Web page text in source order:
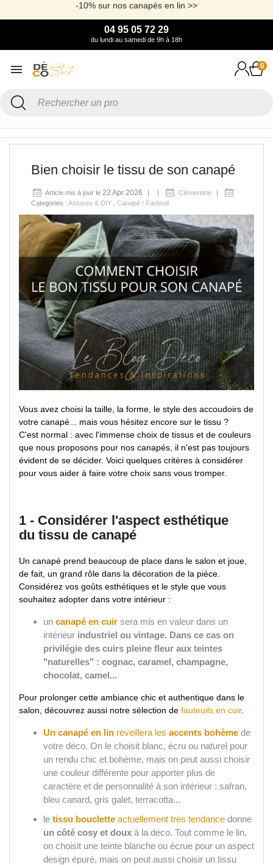
Livraison gratuite sur tout le site
04 95 05 72 29
du lundi au samedi de 9h à 18h
0
Bien choisir le tissu de son canapé
Article mis à jour le 22 Apr 2026
Clémentine
Categories : Astuces & DIY Canapé / Fauteuil
Vous avez choisi la taille, la forme, le style des accoudoirs de
votre canapé... mais vous hésitez encore sur le tissu ?
C'est normal : avec l'immense choix de tissus et de couleurs
que nous proposons pour nos canapés, il n'est pas toujours
évident de se décider. Voici quelques critères à considérer
pour vous aider à faire votre choix sans vous tromper.
1 - Considérer l'aspect esthétique
du tissu de canapé
Un canapé prend beaucoup de place dans le salon et joue,
de fait, un grand rôle dans la décoration de la pièce.
Considérez vos goûts esthétiques et le style que vous
souhaitez adopter dans votre intérieur :
un canapé en cuir sera mis en valeur dans un
intérieur industriel ou vintage. Dans ce cas on
privilégie des cuirs pleine fleur aux teintes
"naturelles" : cognac, caramel, champagne,
chocolat, camel...
Pour prolonger cette ambiance chic et authentique dans le
salon, découvrez aussi notre sélection de fauteuils en cuir.
Un canapé en lin réveillera les accents bohème de
votre déco. On le choisit blanc, écru ou naturel pour
un rendu chic et bohème, mais on peut aussi choisir
une couleur différente pour apporter plus de
caractère et de personnalité à son intérieur : safran,
bleu canard, gris galet, terracotta...
le tissu bouclette actuellement très tendance donne
un côté cosy et doux à la déco. Tout comme le lin,
on choisit une teinte blanche ou écrue pour un aspect
design épuré, mais on peut aussi choisir un tissu